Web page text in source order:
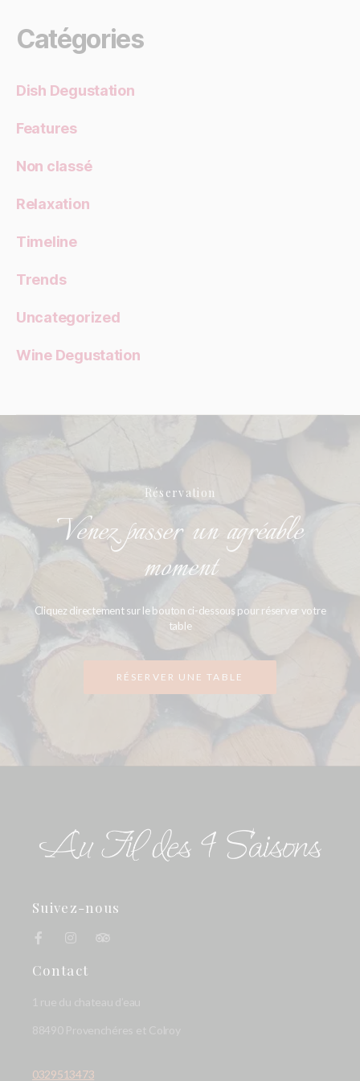
Catégories
Dish Degustation
Features
Non classé
Relaxation
Timeline
Trends
Uncategorized
Wine Degustation
Réservation
Venez passer un agréable
moment
Cliquez directement sur le bouton ci-dessous pour réserver votre
table
RÉSERVER UNE TABLE
Suivez-nous
Contact
0329513473